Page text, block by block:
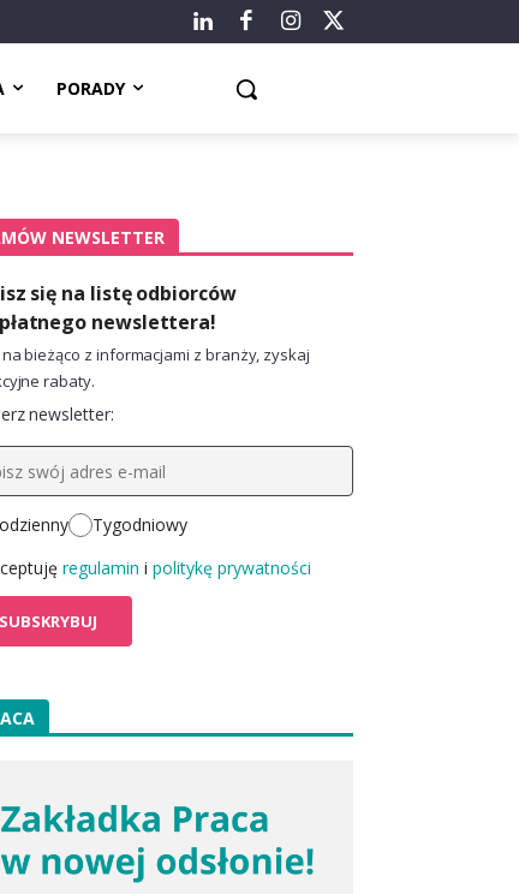
PORADY
NEWSLETTER
się na listę odbiorców
newslettera!
na bieżąco z informacjami z branży, zyskaj
rabaty.
newsletter:
Tygodniowy
regulamin i politykę prywatności